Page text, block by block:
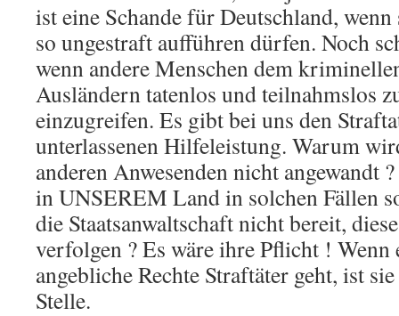
ist eine Schande für Deutschland,
so ungestraft aufführen dürfen. Noch
wenn andere Menschen dem
Ausländern tatenlos und teilnahmslos
einzugreifen. Es gibt bei uns den
unterlassenen Hilfeleistung. Warum
anderen Anwesenden nicht angewandt
in UNSEREM Land in solchen Fällen
die Staatsanwaltschaft nicht bereit,
verfolgen ? Es wäre ihre Pflicht !
angebliche Rechte Straftäter geht, ist
Stelle.